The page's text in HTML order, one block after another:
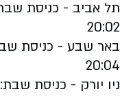
20:02
20:04
ניו יורק - כניסת שבת: 18:51 | צאת שבת: 19:57